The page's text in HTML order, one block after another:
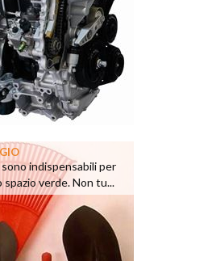
indispensabili per
verde. Non tu...